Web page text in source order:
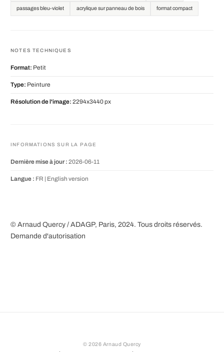
passages bleu-violet acrylique sur panneau de bois format compact
NOTES TECHNIQUES
Format: Petit
Type: Peinture
Résolution de l'image: 2294x3440 px
INFORMATIONS SUR LA PAGE
Dernière mise à jour : 2026-06-11
Langue : FR | English version
© Arnaud Quercy / ADAGP, Paris, 2024. Tous droits réservés.
Demande d'autorisation
©2026 Arnaud Quercy